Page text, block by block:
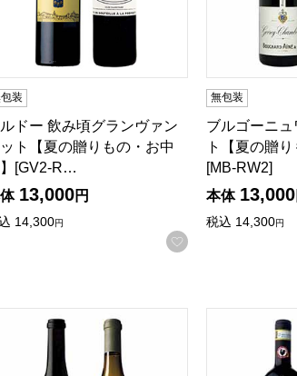
入りに登録する
装
ドー 飲み頃グランヴァン
ト【夏の贈りもの・お中
[GV2-R…
13,000円
14,300円
お気に入りに登録
無包装
ブルゴーニ
ト【夏の贈り
[MB-RW2]
本体 13,000
税込 14,300円
セット【夏の贈りもの・お中元】[KT-RW2]
リフォルニア サンタクルーズマウンテン赤
トスカーナ